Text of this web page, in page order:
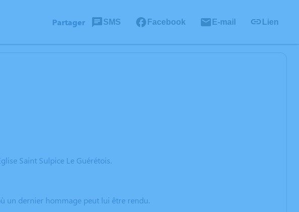
Partager SMS Facebook E-mail Lien
Saint Sulpice Le Guérétois.
un dernier hommage peut lui être rendu.